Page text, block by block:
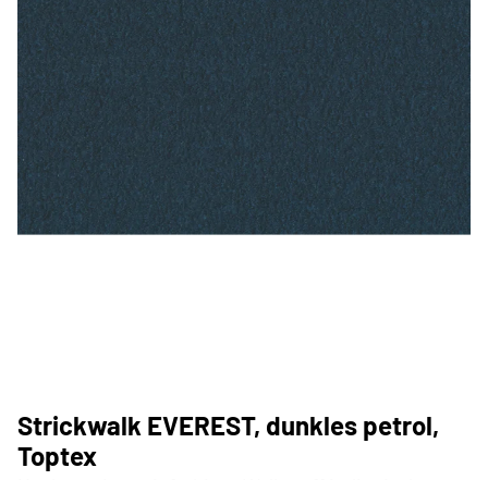
Strickwalk EVEREST, dunkles petrol,
Toptex